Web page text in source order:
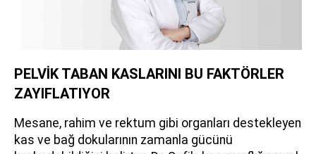
PELVİK TABAN KASLARINI BU FAKTÖRLER
ZAYIFLATIYOR
Mesane, rahim ve rektum gibi organları destekleyen
kas ve bağ dokularının zamanla gücünü